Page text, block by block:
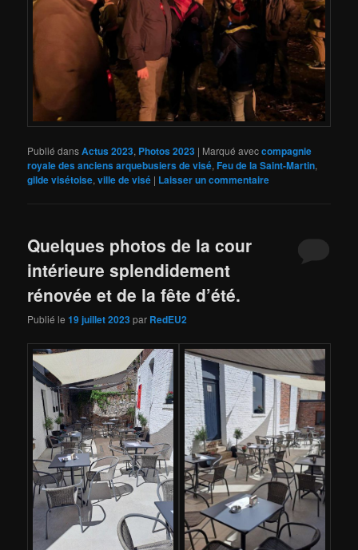
Publié dansActus 2023, Photos 2023 | Marqué aveccompagnie
royale des anciens arquebusiers de visé,Feu de la Saint-Martin,
gilde visétoise,ville de visé | Laisser un commentaire
Quelques photos de la cour
intérieure splendidement
rénovée et de la fête d’été.
Publié le19 juillet 2023par RedEU2